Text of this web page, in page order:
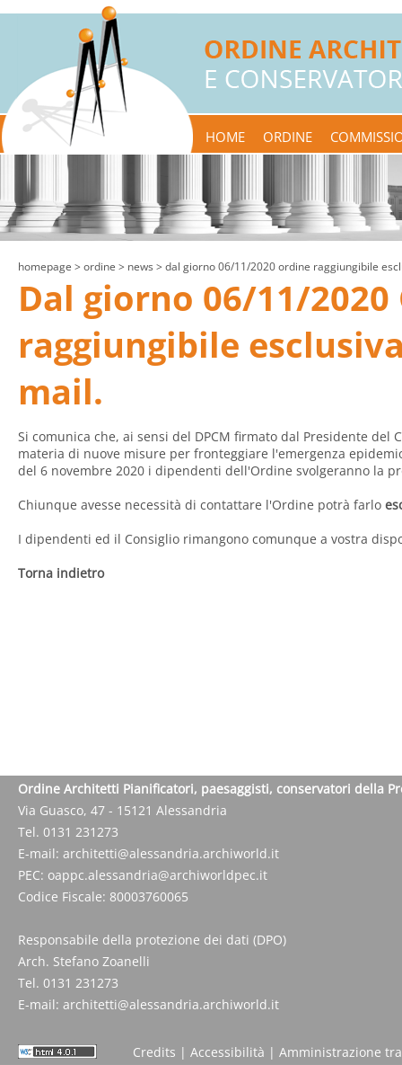
HOME ORDINE
homepage > ordine > news > dal giorno 06/11/2020 ordine raggiungibile
Dal giorno 06/11/
raggiungibile
mail.
Si comunica che, ai sensi del DPCM firmato dal Presidente del
materia di nuove misure per fronteggiare l'emergenza
del 6 novembre 2020 i dipendenti dell'Ordine svolgeranno la
Chiunque avesse necessità di contattare l'Ordine potrà farlo
I dipendenti ed il Consiglio rimangono comunque a vostra
Torna indietro
Ordine Architetti Pianificatori, paesaggisti, conservatori della
Via Guasco, 47 - 15121 Alessandria
Tel. 0131 231273
E-mail: architetti@alessandria.archiworld.it
PEC: oappc.alessandria@archiworldpec.it
Codice Fiscale: 80003760065
Responsabile della protezione dei dati (DPO)
Arch. Stefano Zoanelli
Tel. 0131 231273
E-mail: architetti@alessandria.archiworld.it
Credits | Accessibilità | Amministrazione